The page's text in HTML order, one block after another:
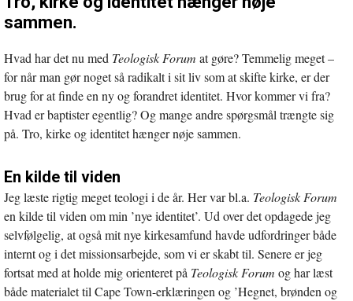
sammen.
Hvad har det nu med Teologisk Forum at gøre? Temmelig meget –
for når man gør noget så radikalt i sit liv som at skifte kirke, er der
brug for at finde en ny og forandret identitet. Hvor kommer vi fra?
Hvad er baptister egentlig? Og mange andre spørgsmål trængte sig
på. Tro, kirke og identitet hænger nøje sammen.
En kilde til viden
Jeg læste rigtig meget teologi i de år. Her var bl.a. Teologisk Forum
en kilde til viden om min ’nye identitet’. Ud over det opdagede jeg
selvfølgelig, at også mit nye kirkesamfund havde udfordringer både
internt og i det missionsarbejde, som vi er skabt til. Senere er jeg
fortsat med at holde mig orienteret på Teologisk Forum og har læst
både materialet til Cape Town-erklæringen og ’Hegnet, brønden og